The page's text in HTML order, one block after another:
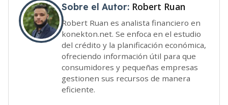
Sobre el Autor: Robert Ruan
Robert Ruan es analista financiero en
konekton.net. Se enfoca en el estudio
del crédito y la planificación económica,
ofreciendo información útil para que
consumidores y pequeñas empresas
gestionen sus recursos de manera
eficiente.